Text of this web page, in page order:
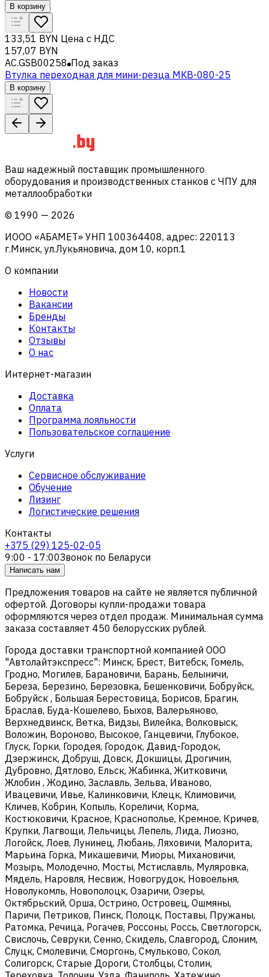
В корзину
133,51 BYN Цена с НДС
157,07 BYN
AC.GSB00258 Под заказ
Втулка переходная для мини-резца MKB-080-25
В корзину
Ваш надежный поставщик промышленного
оборудования и производственных станков с ЧПУ для
металлообработки
© 1990 — 2026
ИООО «АБАМЕТ» УНП 100364408, адрес: 220113
г.Минск, ул.Лукьяновича, дом 10, корп.1
О компании
Новости
Вакансии
Бренды
Контакты
Отзывы
О нас
Интернет-магазин
Доставка
Оплата
Программа лояльности
Пользовательское соглашение
Услуги
Сервисное обслуживание
Обучение
Лизинг
Логистические решения
Контакты
+375 (29) 125-02-05
9:00 - 17:00Звонок по Беларуси
Написать нам
Предложения товаров на сайте не является публичной
офертой. Договоры купли-продажи товара
оформляются через отдел продаж. Минимальная сумма
заказа составляет 450 белорусских рублей.
Города доставки транспортной компанией ООО
"Автолайтэкспресс": Минск, Брест, Витебск, Гомель,
Гродно, Могилев, Барановичи, Барань, Белыничи,
Береза, Березино, Березовка, Бешенковичи, Бобруйск,
Бобруйск , Большая Берестовица, Борисов, Брагин,
Браслав, Буда-Кошелево, Быхов, Валерьяново,
Верхнедвинск, Ветка, Видзы, Вилейка, Волковыск,
Воложин, Вороново, Высокое, Ганцевичи, Глубокое,
Глуск, Горки, Городея, Городок, Давид-Городок,
Дзержинск, Добруш, Довск, Докшицы, Дрогичин,
Дубровно, Дятлово, Ельск, Жабинка, Житковичи,
Жлобин , Жодино, Заславль, Зельва, Иваново,
Ивацевичи, Ивье, Калинковичи, Клецк, Климовичи,
Кличев, Кобрин, Копыль, Кореличи, Корма,
Костюковичи, Красное, Краснополье, Кремное, Кричев,
Крупки, Лагвощи, Лельчицы, Лепель, Лида, Лиозно,
Логойск, Лоев, Лунинец, Любань, Ляховичи, Малорита,
Марьина Горка, Микашевичи, Миоры, Михановичи,
Мозырь, Молодечно, Мосты, Мстиславль, Муляровка,
Мядель, Наровля, Несвиж, Новогрудок, Новоельня,
Новолукомль, Новополоцк, Озаричи, Озеры,
Октябрьский, Орша, Острино, Островец, Ошмяны,
Паричи, Петриков, Пинск, Полоцк, Поставы, Пружаны,
Ратомка, Речица, Рогачев, Россоны, Россь, Светлогорск,
Свислочь, Севруки, Сенно, Скидель, Славгород, Слоним,
Слуцк, Смолевичи, Сморгонь, Смульково, Сокол,
Солигорск, Старые Дороги, Столбцы, Столин,